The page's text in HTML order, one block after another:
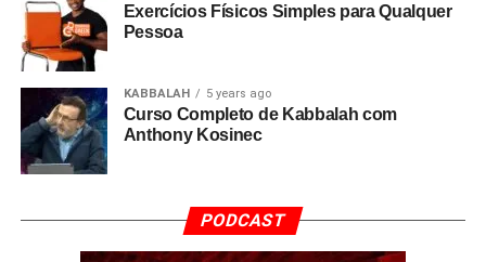
Exercícios Físicos Simples para Qualquer
Pessoa
KABBALAH 5 years ago
Curso Completo de Kabbalah com
Anthony Kosinec
PODCAST